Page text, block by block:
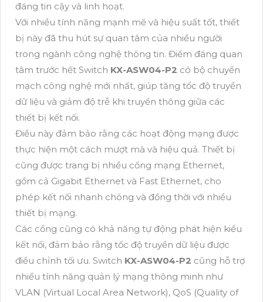
đáng tin cậy và linh hoạt.
Với nhiều tính năng mạnh mẽ và hiệu suất tốt, thiết
bị này đã thu hút sự quan tâm của nhiều người
trong ngành công nghệ thông tin. Điểm đáng quan
tâm trước hết Switch KX-ASW04-P2 có bộ chuyển
mạch công nghệ mới nhất, giúp tăng tốc độ truyền
dữ liệu và giảm độ trễ khi truyền thông giữa các
thiết bị kết nối.
Điều này đảm bảo rằng các hoạt động mạng được
thực hiện một cách mượt mà và hiệu quả. Thiết bị
cũng được trang bị nhiều cổng mạng Ethernet,
gồm cả Gigabit Ethernet và Fast Ethernet, cho
phép kết nối nhanh chóng và đồng thời với nhiều
thiết bị mạng.
Các cổng cũng có khả năng tự động phát hiện kiểu
kết nối, đảm bảo rằng tốc độ truyền dữ liệu được
điều chỉnh tối ưu. Switch KX-ASW04-P2 cũng hỗ trợ
nhiều tính năng quản lý mạng thông minh như
VLAN (Virtual Local Area Network), QoS (Quality of